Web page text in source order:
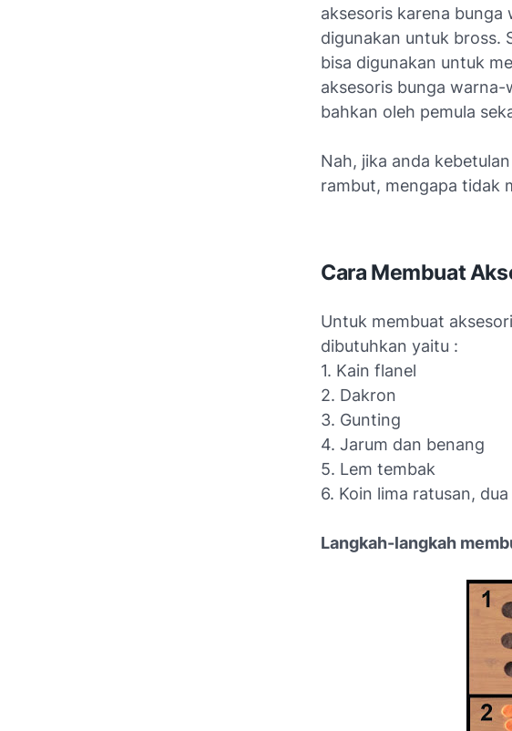
aksesoris karena
digunakan untuk bross.
bisa digunakan untuk
aksesoris bunga
bahkan oleh pemula
Nah, jika anda
rambut, mengapa tidak
Cara Membuat
Untuk membuat
dibutuhkan yaitu :
1. Kain flanel
2. Dakron
3. Gunting
4. Jarum dan benang
5. Lem tembak
6. Koin lima ratusan,
Langkah-langkah